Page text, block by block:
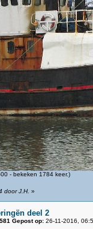
- bekeken 1784 keer.)
door J.H. »
deel 2
Gepost op: 26-11-2016,